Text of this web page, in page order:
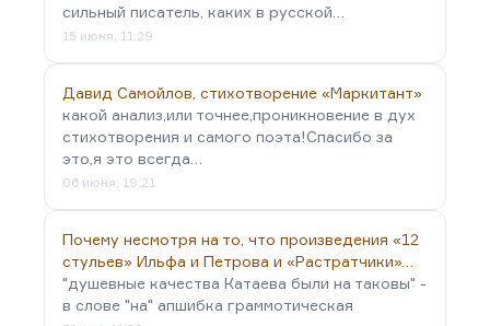
сильный писатель, каких в русской…
15 июня, 11:29
Давид Самойлов, стихотворение «Маркитант»
какой анализ,или точнее,проникновение в дух
стихотворения и самого поэта!Спасибо за
это,я это всегда…
06 июня, 19:21
Почему несмотря на то, что произведения «12
стульев» Ильфа и Петрова и «Растратчики»…
"душевные качества Катаева были на таковы" -
в слове "на" апшибка граммотическая